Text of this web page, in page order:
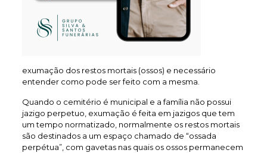
exumação dos restos mortais (ossos) e necessário
entender como pode ser feito com a mesma.
Quando o cemitério é municipal e a família não possui
jazigo perpetuo, exumação é feita em jazigos que tem
um tempo normatizado, normalmente os restos mortais
são destinados a um espaço chamado de “ossada
perpétua”, com gavetas nas quais os ossos permanecem